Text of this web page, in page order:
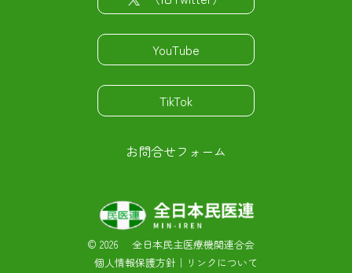
YouTube
TikTok
お問合せフォーム
© 2026 全日本民主医療機関連合会
個人情報保護方針 ｜ リンクについて